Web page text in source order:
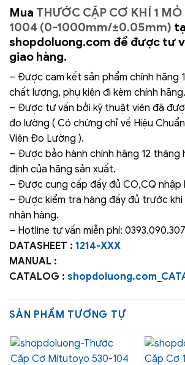
Mua THƯỚC CẶP CƠ KHÍ 1 MỎ
1004 (0-1000mm/±0.05mm)
shopdoluong.com để được tư
giao hàng.
– Được cam kết sản phẩm chính hãng
chất lượng, phụ kiện đi kèm chính hãng.
– Được tư vấn bởi kỹ thuật viên đã
đo lường ( Có chứng chỉ về Hiệu
Viện Đo Lường ).
– Được bảo hành chính hãng 12 tháng
định của hãng sản xuất.
– Được cung cấp đầy đủ CO,CQ nhập
– Được kiểm tra hàng đầy đủ trước
nhận hàng.
– Hotline tư vấn miễn phí:
DATASHEET : 1214-XXX
MANUAL :
CATALOG :
SẢN PHẨM TƯƠNG TỰ